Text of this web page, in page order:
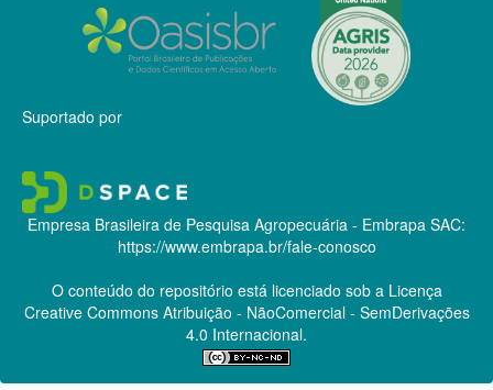
Suportado por
Empresa Brasileira de Pesquisa Agropecuária - Embrapa SAC:
https://www.embrapa.br/fale-conosco
O conteúdo do repositório está licenciado sob a Licença
Creative CommonsAtribuição - NãoComercial - SemDerivações
4.0 Internacional.